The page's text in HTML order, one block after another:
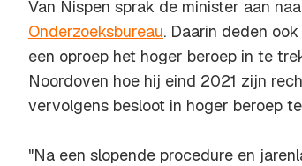
Van Nispen sprak de minister aan
Onderzoeksbureau. Daarin deden
een oproep het hoger beroep in te
Noordoven hoe hij eind 2021 zijn
vervolgens besloot in hoger beroep
"Na een slopende procedure en